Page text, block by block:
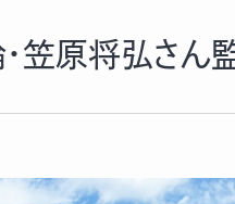
笠原将弘さん